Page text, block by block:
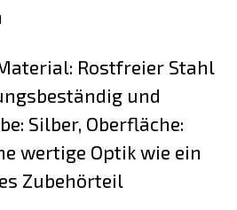
Rostfreier Stahl
und
Silber, Oberfläche:
wertige Optik wie ein
Zubehörteil